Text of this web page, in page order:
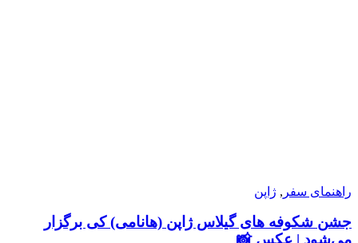
راهنمای سفر , ژاپن
جشن شکوفه های گیلاس ژاپن (هانامی) کی برگزار